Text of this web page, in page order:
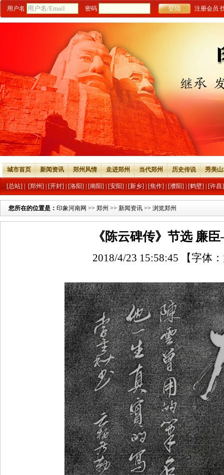
用户名 密码 注册会员
城市首页 新闻资讯 郑州风情 走进郑州 当代郑州 历史传说 秀美
[总站] [郑州] [开封] [洛阳] [南阳] [安阳] [新乡] [焦作] [濮阳] [鹤壁] [许昌]
您所在的位置是： 印象河南网 >> 郑州 >> 新闻资讯 >> 浏览郑州
《陈云碑传》节选 廉
2018/4/23 15:58:45 【字体：